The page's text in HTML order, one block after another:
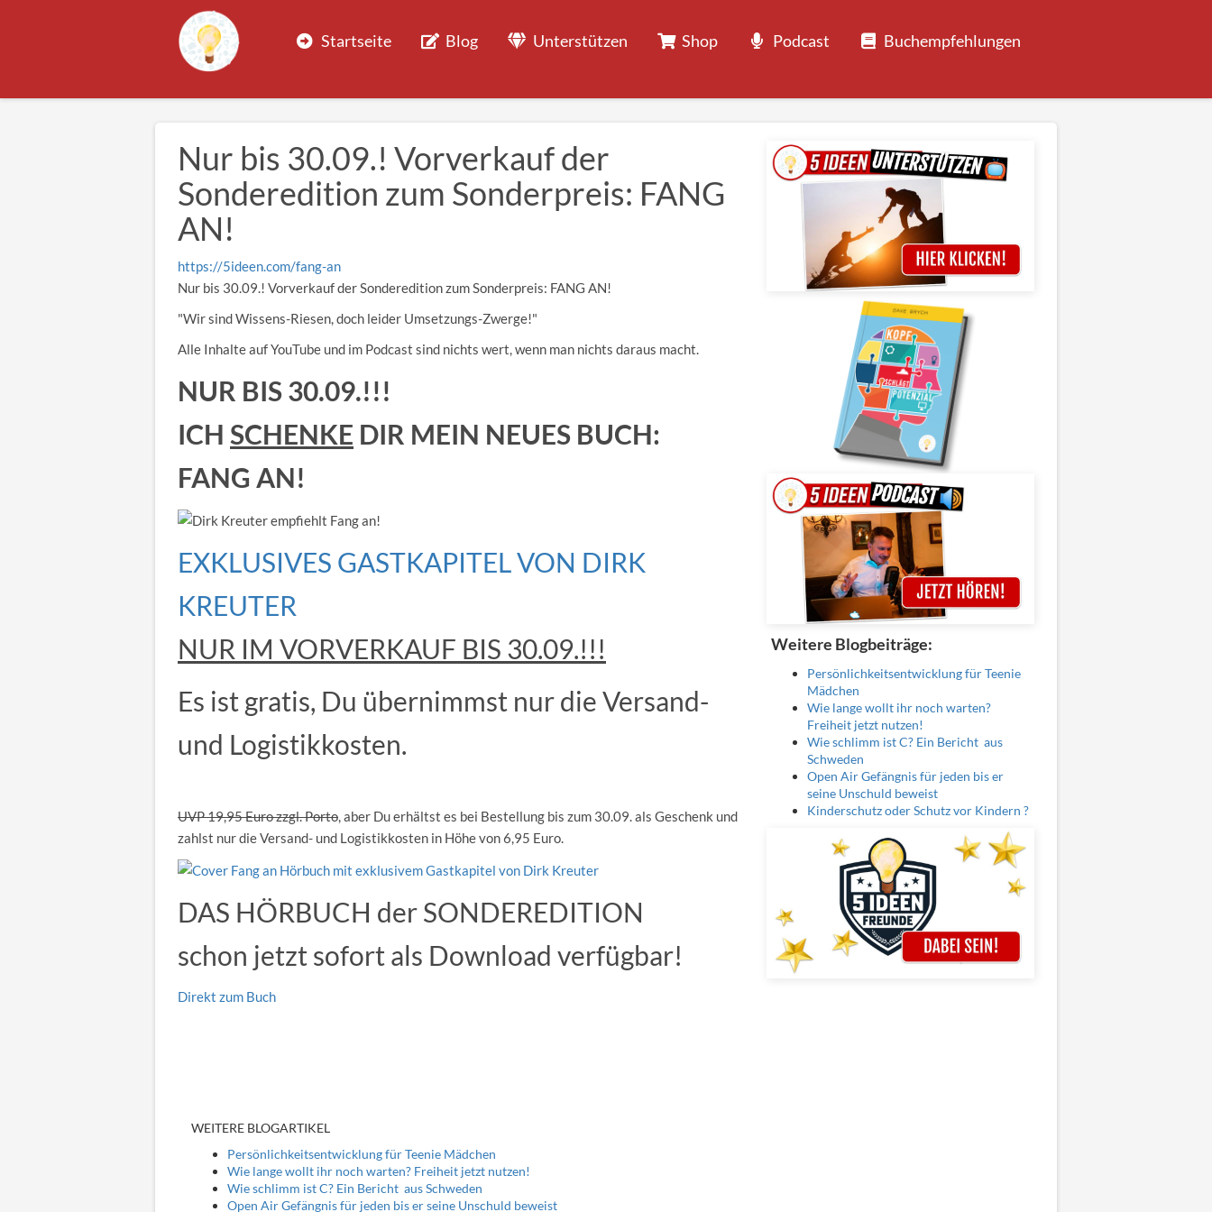
Startseite Blog Unterstützen Shop Podcast Buchempfehlungen
Nur bis 30.09.! Vorverkauf der
Sonderedition zum Sonderpreis: FANG
AN!
https://5ideen.com/fang-an
Nur bis 30.09.! Vorverkauf der Sonderedition zum Sonderpreis: FANG AN!
"Wir sind Wissens-Riesen, doch leider Umsetzungs-Zwerge!"
Alle Inhalte auf YouTube und im Podcast sind nichts wert, wenn man nichts daraus macht.
NUR BIS 30.09.!!!
ICH SCHENKE DIR MEIN NEUES BUCH:
FANG AN!
EXKLUSIVES GASTKAPITEL VON DIRK
KREUTER
NUR IM VORVERKAUF BIS 30.09.!!!
Es ist gratis, Du übernimmst nur die Versand-
und Logistikkosten.
UVP 19,95 Euro zzgl. Porto, aber Du erhältst es bei Bestellung bis zum 30.09. als Geschenk und
zahlst nur dieVersand- und Logistikkosten in Höhe von 6,95 Euro.
DAS HÖRBUCH der SONDEREDITION
schon jetzt sofort als Download verfügbar!
Direkt zum Buch
WEITERE BLOGARTIKEL
Persönlichkeitsentwicklung für Teenie Mädchen
Wie lange wollt ihr noch warten? Freiheit jetzt nutzen!
Wie schlimm ist C? Ein Bericht aus Schweden
Open Air Gefängnis für jeden bis er seine Unschuld beweist
Weitere Blogbeiträge:
Persönlichkeitsentwicklung für Teenie
Mädchen
Wie lange wollt ihr noch warten?
Freiheit jetzt nutzen!
Wie schlimm ist C? Ein Bericht aus
Schweden
Open Air Gefängnis für jeden bis er
seine Unschuld beweist
Kinderschutz oder Schutz vor Kindern ?